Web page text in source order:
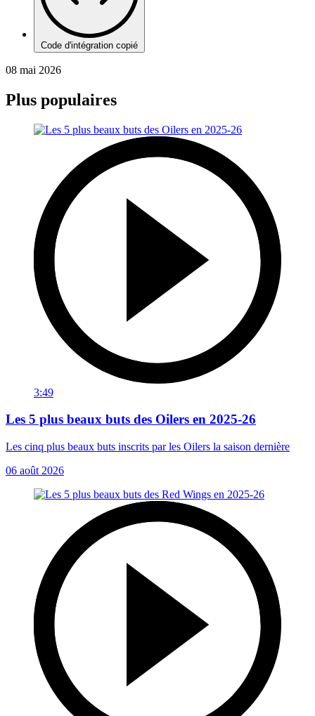
Code d'intégration copié
08 mai 2026
Plus populaires
3:49
Les 5 plus beaux buts des Oilers en 2025-26
Les cinq plus beaux buts inscrits par les Oilers la saison dernière
06 août 2026